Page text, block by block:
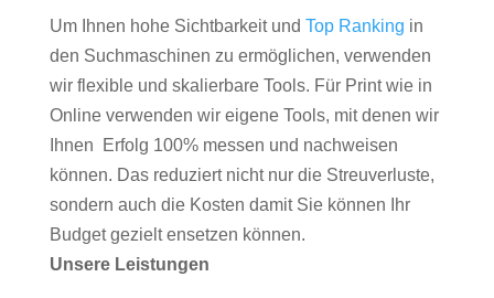
Um Ihnen hohe Sichtbarkeit und Top Ranking in
den Suchmaschinen zu ermöglichen, verwenden
wir flexible und skalierbare Tools. Für Print wie in
Online verwenden wir eigene Tools, mit denen wir
Ihnen Erfolg 100% messen und nachweisen
können. Das reduziert nicht nur die Streuverluste,
sondern auch die Kosten damit Sie können Ihr
Budget gezielt ensetzen können.
Unsere Leistungen